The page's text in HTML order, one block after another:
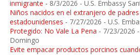
inmigrante - 8/3/2026 - U.S. Embassy
Niños nacidos en el extranjero de
estadounidenses - 7/27/2026 - U.S.
Protegido: No Vale La Pena - 7/23/2026
Domingo
Evite empacar productos porcinos